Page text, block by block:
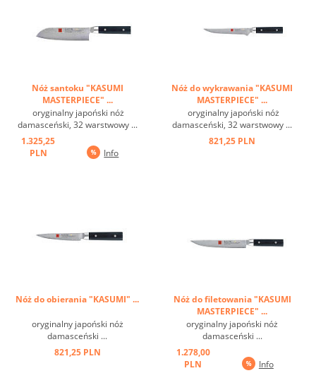
Nóż santoku "KASUMI
MASTERPIECE" ...
oryginalny japoński nóż
damasceński, 32 warstwowy ...
1.325,25
PLN
Info
Nóż do wykrawania "KASUMI
MASTERPIECE" ...
oryginalny japoński nóż
damasceński, 32 warstwowy ...
821,25 PLN
Nóż do obierania "KASUMI" ...
oryginalny japoński nóż
damasceński ...
821,25 PLN
Nóż do filetowania "KASUMI
MASTERPIECE" ...
oryginalny japoński nóż
damasceński ...
1.278,00
PLN
Info